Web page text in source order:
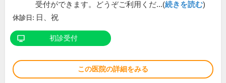
受付ができます。どうぞご利用くだ...(続きを読む)
休診日: 日、祝
初診受付
この医院の詳細をみる